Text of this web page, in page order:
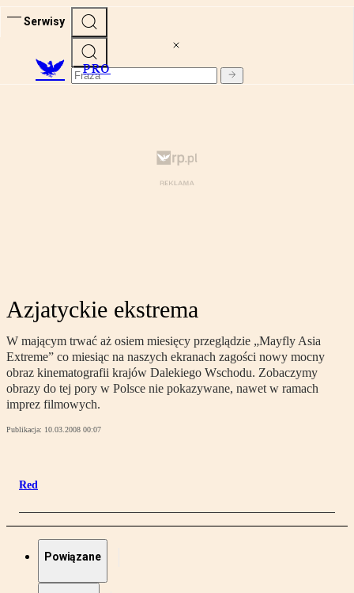
Serwisy
PRO
Azjatyckie ekstrema
W mającym trwać aż osiem miesięcy przeglądzie „Mayfly Asia
Extreme” co miesiąc na naszych ekranach zagości nowy mocny
obraz kinematografii krajów Dalekiego Wschodu. Zobaczymy
obrazy do tej pory w Polsce nie pokazywane, nawet w ramach
imprez filmowych.
Publikacja: 10.03.2008 00:07
Red
Powiązane